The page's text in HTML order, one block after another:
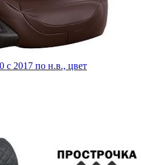
с 2017 по н.в., цвет